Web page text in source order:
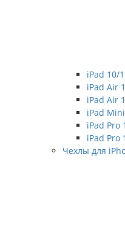
iPad 10/
iPad Air
iPad Air
iPad
iPad Pro
iPad Pro
Чехлы для